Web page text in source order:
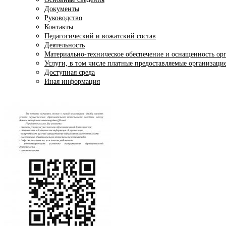
Документы
Руководство
Контакты
Педагогический и вожатский состав
Деятельность
Материально-техническое обеспечение и оснащенность
Услуги, в том числе платные предоставляемые
Доступная среда
Иная информация